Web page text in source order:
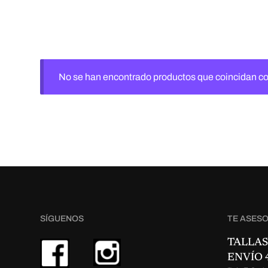
No se han encontrado productos que coincidan
SÍGUENOS TE
ENVÍO